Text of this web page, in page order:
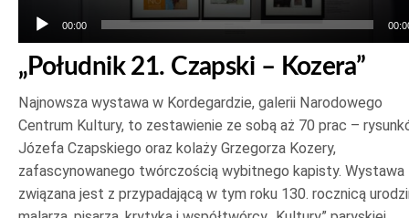
00:00
„Południk 21. Czapski – Kozera”
Najnowsza wystawa w Kordegardzie, galerii Narodowego
Centrum Kultury, to zestawienie ze sobą aż 70 prac –
Józefa Czapskiego oraz kolaży Grzegorza Kozery,
zafascynowanego twórczością wybitnego kapisty. Wystawa
związana jest z przypadającą w tym roku 130. rocznicą